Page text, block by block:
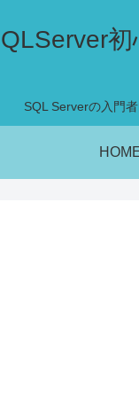
SQL Serverの入門